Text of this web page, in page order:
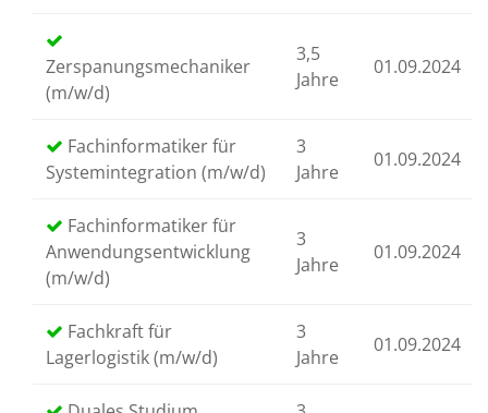
Zerspanungsmechaniker
(m/w/d)
3,5
Jahre
01.09.2024
Fachinformatiker für
Systemintegration (m/w/d)
3
Jahre
01.09.2024
Fachinformatiker für
Anwendungsentwicklung
(m/w/d)
3
Jahre
01.09.2024
Fachkraft für
Lagerlogistik (m/w/d)
3
Jahre
01.09.2024